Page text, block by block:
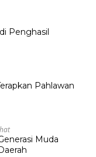
Penghasil
Pahlawan
Muda